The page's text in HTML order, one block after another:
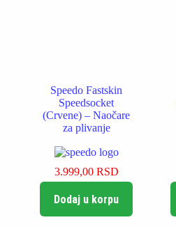
Speedo Fastskin
Speedsocket
(Crvene) – Naočare
za plivanje
3.999,00 RSD
Dodaj u korpu